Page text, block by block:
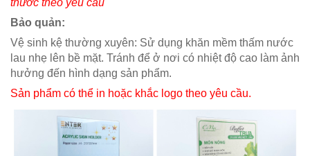
Bảo quản:
Vệ sinh kệ thường xuyên: Sử dụng khăn mềm thấm nước
lau nhẹ lên bề mặt. Tránh để ở nơi có nhiệt độ cao làm ảnh
hưởng đến hình dạng sản phẩm.
Sản phẩm có thể in hoặc khắc logo theo yêu cầu.